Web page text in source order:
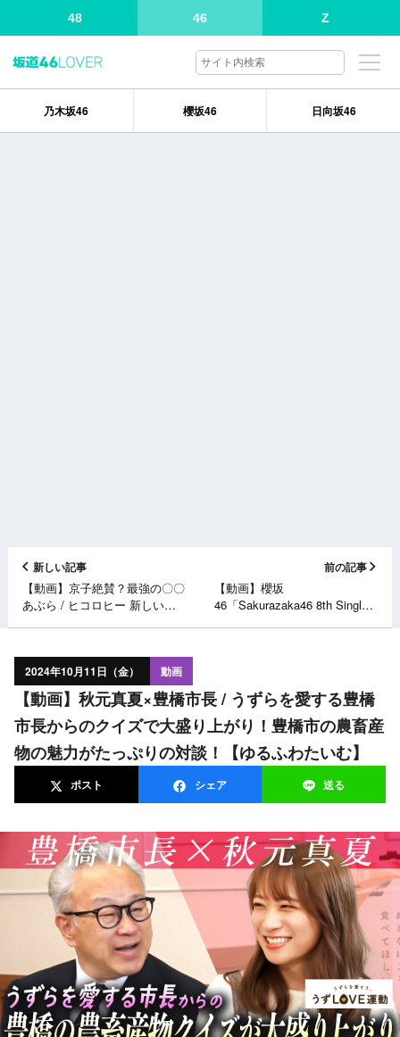
48 46 Z
乃木坂46 櫻坂46 日向坂46
新しい記事
【動画】京子絶賛？最強の〇〇
あぶら / ヒコロヒー 新しい趣
前の記事
【動画】櫻坂
46「Sakurazaka46 8th Single
2024年10月11日（金） 動画
【動画】秋元真夏×豊橋市長 / うずらを愛する豊橋
市長からのクイズで大盛り上がり！豊橋市の農畜産
物の魅力がたっぷりの対談！【ゆるふわたいむ】
ポスト シェア 送る